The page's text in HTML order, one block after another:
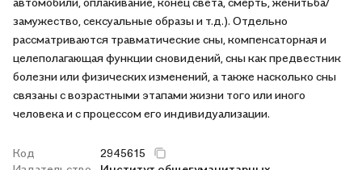
замужество, сексуальные образы и т.д.). Отдельно
рассматриваются травматические сны, компенсаторная и
целеполагающая функции сновидений, сны как предвестник
болезни или физических изменений, а также насколько сны
связаны с возрастными этапами жизни того или иного
человека и с процессом его индивидуализации.
Код
2945615